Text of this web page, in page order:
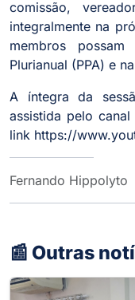
comissão,
integralmente na
membros
Plurianual (PPA) e
A íntegra da
assistida pelo
link https://
Fernando Hippolyto
📰 Outras